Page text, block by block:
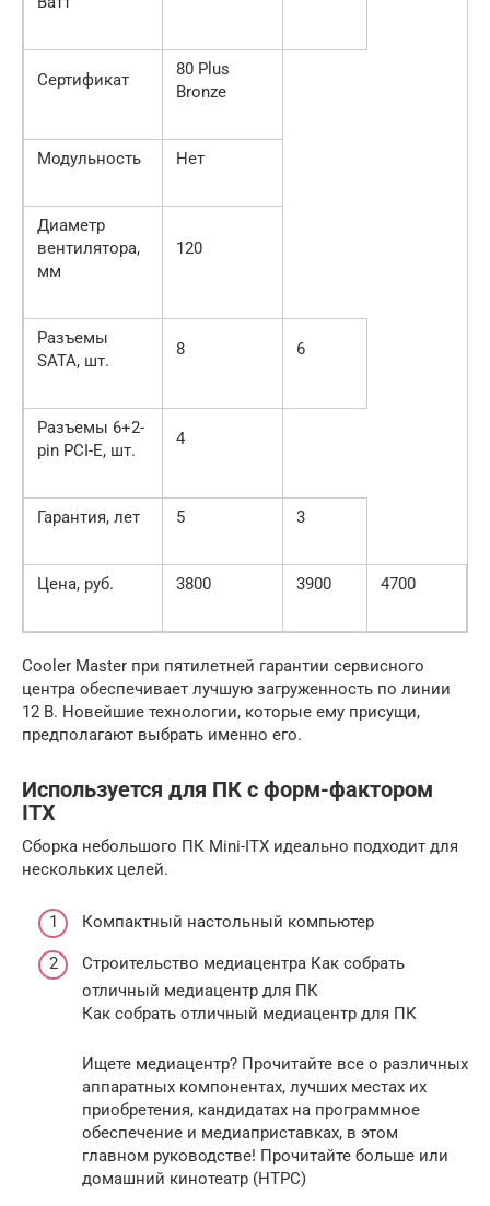
Сертификат
80 Plus
Bronze
Модульность Нет
Диаметр
вентилятора,
мм
120
Разъемы
SATA, шт.
8 6
Разъемы 6+2-
pin PCI-E, шт.
4
Гарантия, лет 5 3
Цена, руб. 3800 3900 4700
Cooler Master при пятилетней гарантии сервисного
центра обеспечивает лучшую загруженность по линии
12 В. Новейшие технологии, которые ему присущи,
предполагают выбрать именно его.
Используется для ПК с форм-фактором
ITX
Сборка небольшого ПК Mini-ITX идеально подходит для
нескольких целей.
Компактный настольный компьютер
Строительство медиацентра Как собрать
отличный медиацентр для ПК
Как собрать отличный медиацентр для ПК
Ищете медиацентр? Прочитайте все о различных
аппаратных компонентах, лучших местах их
приобретения, кандидатах на программное
обеспечение и медиаприставках, в этом
главном руководстве! Прочитайте больше или
домашний кинотеатр (HTPC)